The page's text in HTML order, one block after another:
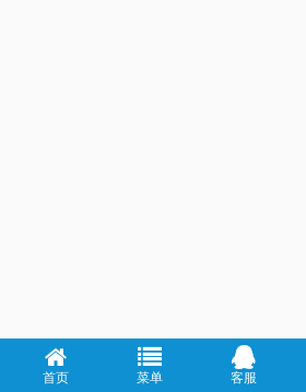
首页 菜单 客服